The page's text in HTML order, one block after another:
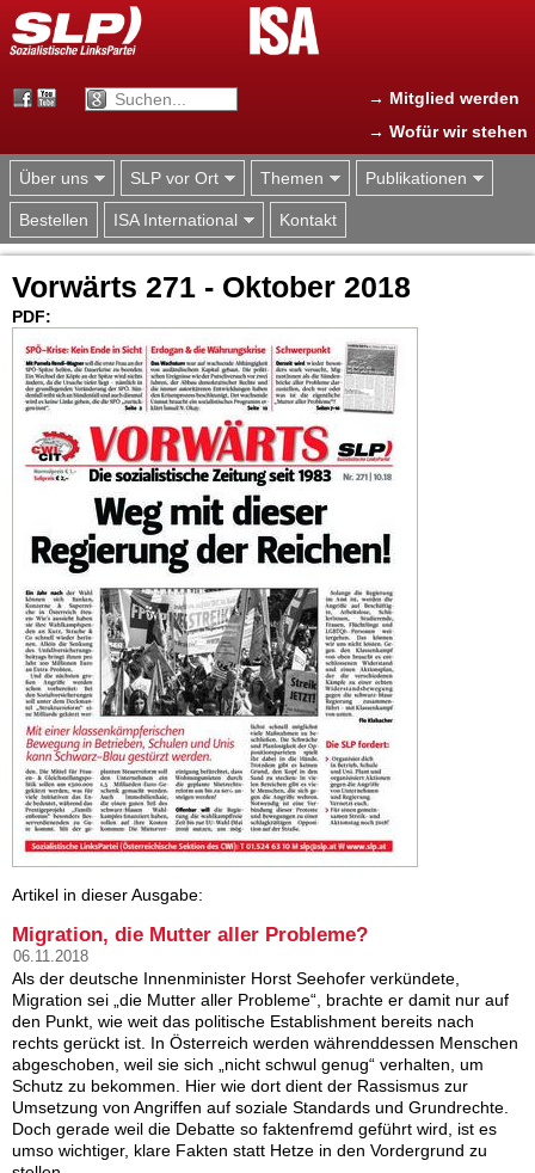
Jump to navigation
→ Mitglied werden
→ Wofür wir stehen
Über uns SLP vor Ort Themen Publikationen
Bestellen ISA International Kontakt
Vorwärts 271 - Oktober 2018
PDF:
Artikel in dieser Ausgabe:
Migration, die Mutter aller Probleme?
06.11.2018
Als der deutsche Innenminister Horst Seehofer verkündete,
Migration sei „die Mutter aller Probleme“, brachte er damit nur auf
den Punkt, wie weit das politische Establishment bereits nach
rechts gerückt ist. In Österreich werden währenddessen Menschen
abgeschoben, weil sie sich „nicht schwul genug“ verhalten, um
Schutz zu bekommen. Hier wie dort dient der Rassismus zur
Umsetzung von Angriffen auf soziale Standards und Grundrechte.
Doch gerade weil die Debatte so faktenfremd geführt wird, ist es
umso wichtiger, klare Fakten statt Hetze in den Vordergrund zu